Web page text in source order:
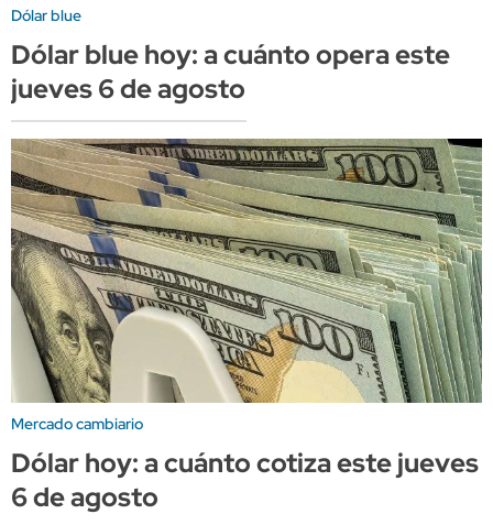
Dólar blue
Dólar blue hoy: a cuánto opera este
jueves 6 de agosto
Mercado cambiario
Dólar hoy: a cuánto cotiza este jueves
6 de agosto